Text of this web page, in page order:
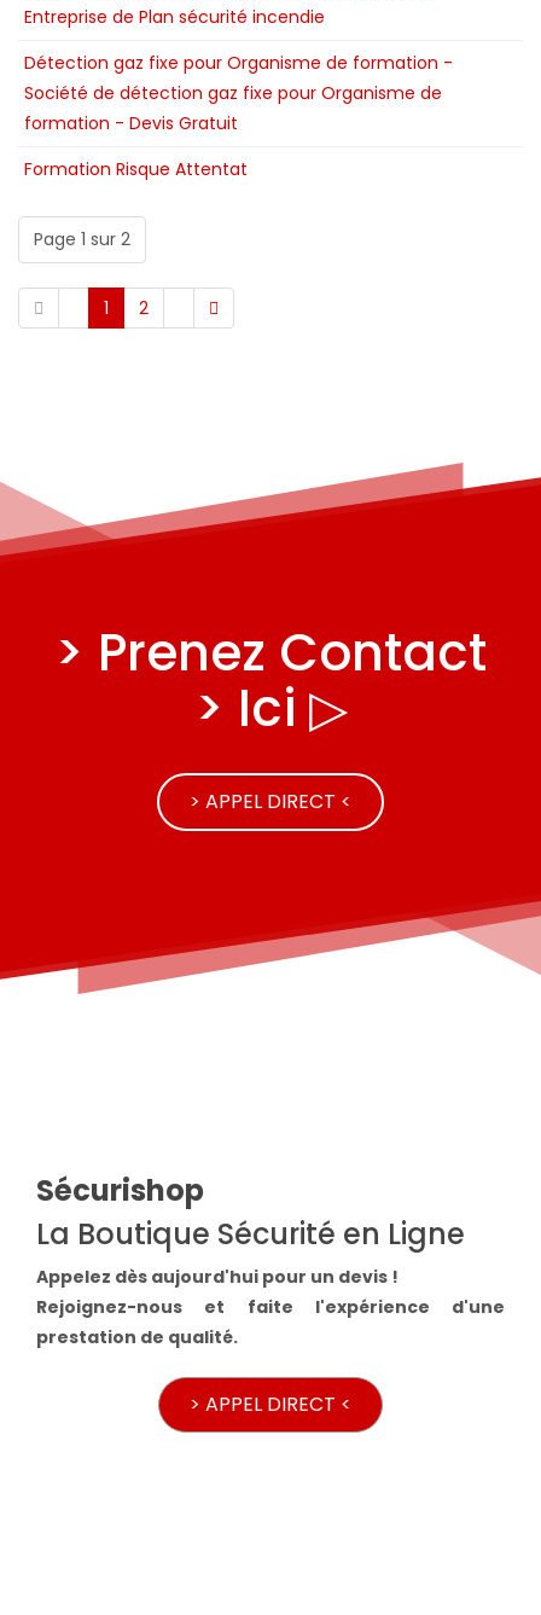
Entreprise de Plan sécurité incendie
Détection gaz fixe pour Organisme de formation -
Société de détection gaz fixe pour Organisme de
formation - Devis Gratuit
Formation Risque Attentat
Page 1 sur 2
1 2
> Prenez Contact
> Ici ▷
> APPEL DIRECT <
Sécurishop
La Boutique Sécurité en Ligne
Appelez dès aujourd'hui pour un devis !
Rejoignez-nous et faite l'expérience d'une
prestation de qualité.
> APPEL DIRECT <